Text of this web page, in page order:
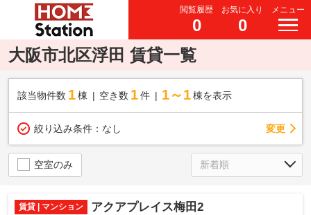
閲覧履歴
0
お気に入り
0
メニュー
大阪市北区浮田 賃貸一覧
該当物件数 1棟 空き数 1 件 1～1 棟を表示
絞り込み条件： なし 変更
空室のみ
賃貸 | マンション アクアプレイス梅田2